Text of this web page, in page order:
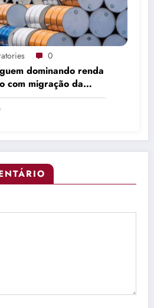
0
dominando renda
com migração da